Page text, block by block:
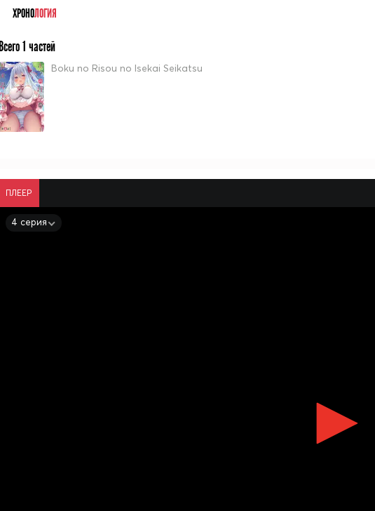
ХРОНОЛОГИЯ
Всего 1 частей
Boku no Risou no Isekai Seikatsu
ПЛЕЕР
4 серия